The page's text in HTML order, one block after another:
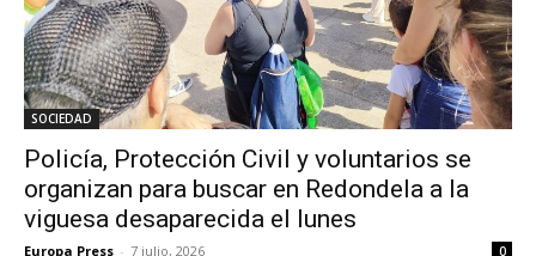
SOCIEDAD
Policía, Protección Civil y voluntarios se
organizan para buscar en Redondela a la
viguesa desaparecida el lunes
Europa Press - 7 julio, 2026 0